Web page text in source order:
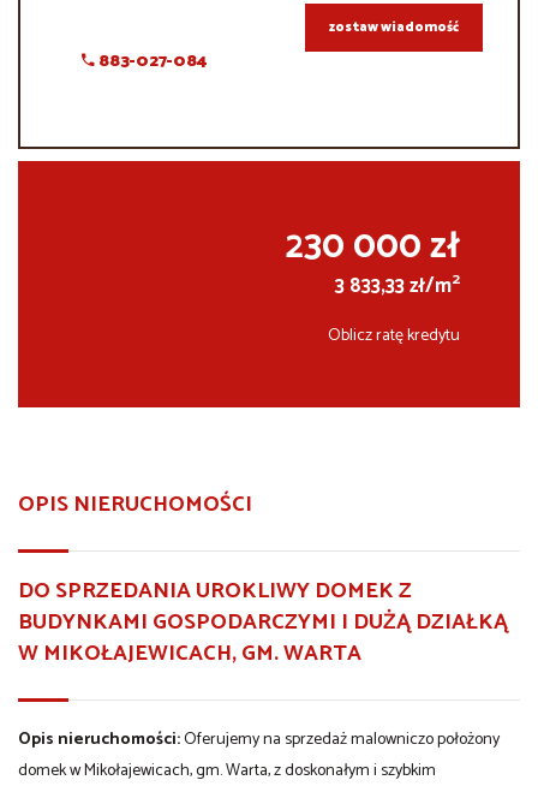
883-027-084
zostaw wiadomość
230 000 zł
3 833,33 zł/m2
Oblicz ratę kredytu
OPIS NIERUCHOMOŚCI
DO SPRZEDANIA UROKLIWY DOMEK Z
BUDYNKAMI GOSPODARCZYMI I DUŻĄ DZIAŁKĄ
W MIKOŁAJEWICACH, GM. WARTA
Opis nieruchomości:Oferujemy na sprzedaż malowniczo położony
domek w Mikołajewicach, gm. Warta, z doskonałym i szybkim